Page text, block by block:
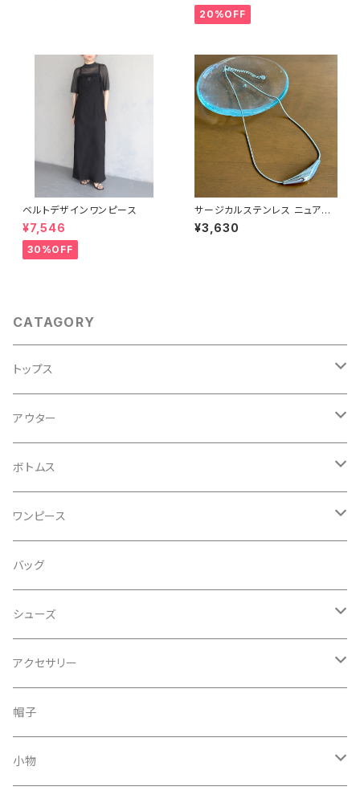
20%OFF
ベルトデザインワンピース
¥7,546
30%OFF
サージカルステンレス ニュアン
スバーネックレス
¥3,630
CATAGORY
トップス
Ｔシャツ
キャミソール・タンクトップ
シャツ
ブラウス
カットソー
セーター
その他
スウェット、パーカー
アウター
コート
ジャケット
ジレ
ブルゾン
ボトムス
デニム
パンツ
スカート
レギンス
ワンピース
ワンピース
オールインワン
ドレス
バッグ
シューズ
サンダル
パンプス
スニーカー
アクセサリー
ピアス
ネックレス
帽子
小物